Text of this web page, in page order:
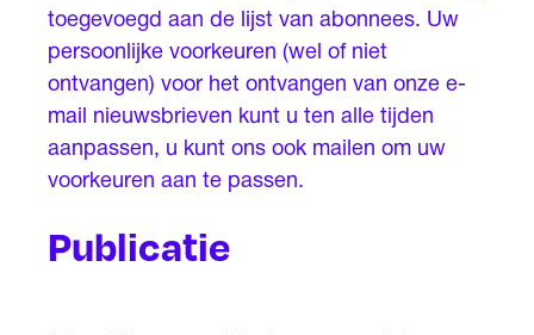
toegevoegd aan de lijst van abonnees. Uw
persoonlijke voorkeuren (wel of niet
ontvangen) voor het ontvangen van onze e-
mail nieuwsbrieven kunt u ten alle tijden
aanpassen, u kunt ons ook mailen om uw
voorkeuren aan te passen.
Publicatie